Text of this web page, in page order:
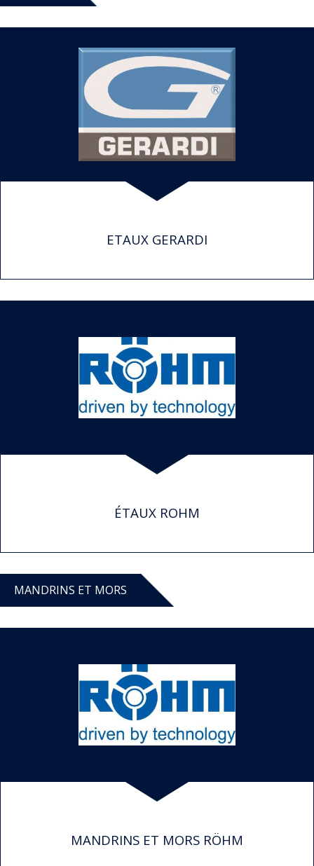
ETAUX GERARDI
ÉTAUX ROHM
MANDRINS ET MORS
MANDRINS ET MORS RÖHM